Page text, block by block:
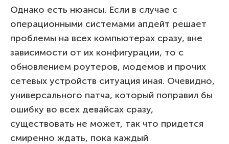
Однако есть нюансы. Если в случае с
операционными системами апдейт решает
проблемы на всех компьютерах сразу, вне
зависимости от их конфигурации, то с
обновлением роутеров, модемов и прочих
сетевых устройств ситуация иная. Очевидно,
универсального патча, который поправил бы
ошибку во всех девайсах сразу,
существовать не может, так что придется
смиренно ждать, пока каждый